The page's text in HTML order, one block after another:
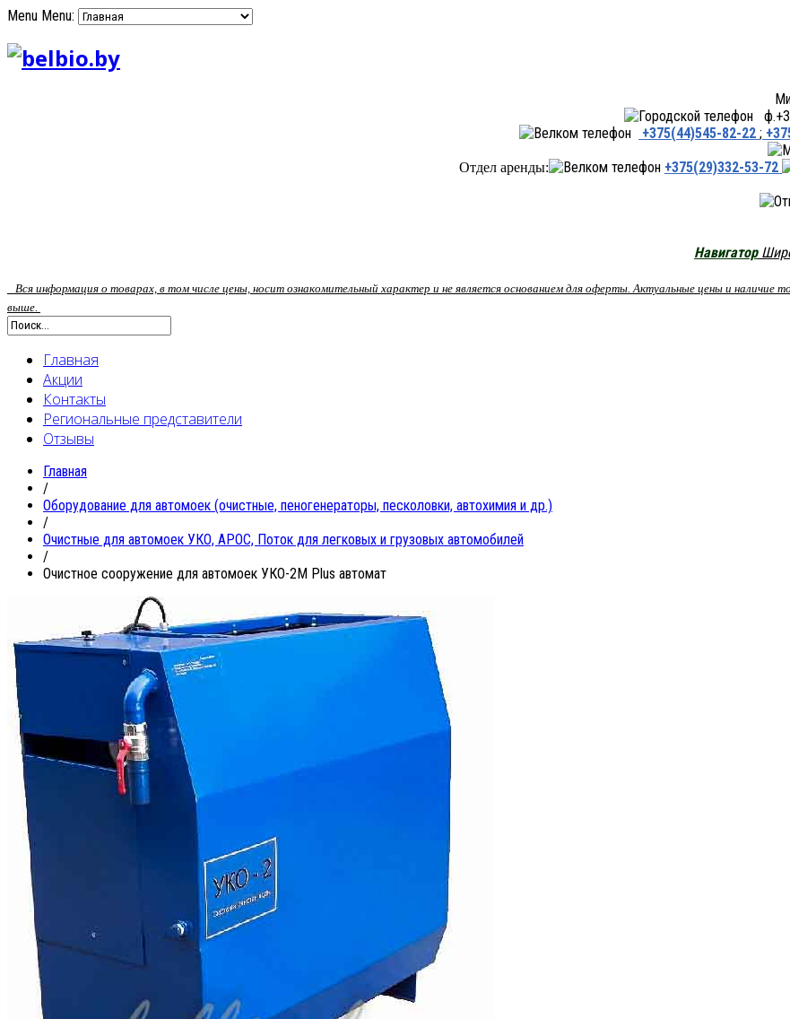
Menu Menu:
Минск ул.Переходная
+375(44)545-82-22 ;
Отдел аренды: +375(29)332-53-72
Навигатор
Вся информация о товарах, в том числе цены, носит ознакомительный характер и не является основанием для оферты. Актуальные цены и
выше.
Главная
Акции
Контакты
Региональные представители
Отзывы
Главная
/
Oборудование для автомоек (очистные, пеногенераторы, песколовки, автохимия и др.)
/
Очистные для автомоек УКО, АРОС, Поток для легковых и грузовых автомобилей
/
Очистное сооружение для автомоек УКО-2M Plus автомат